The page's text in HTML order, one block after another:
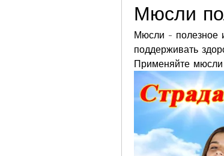
Мюсли
Мюсли - полезное
поддерживать
Применяйте мюсли